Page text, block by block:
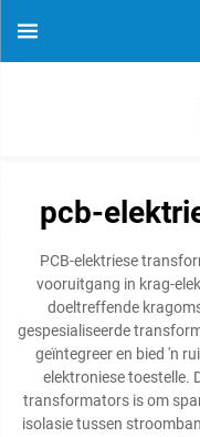
pcb-
PCB-elektriese
vooruitgang in krag-
doeltreffende
gespesialiseerde
geïntegreer en bied 'n
elektroniese toestelle.
transformators is om
isolasie tussen